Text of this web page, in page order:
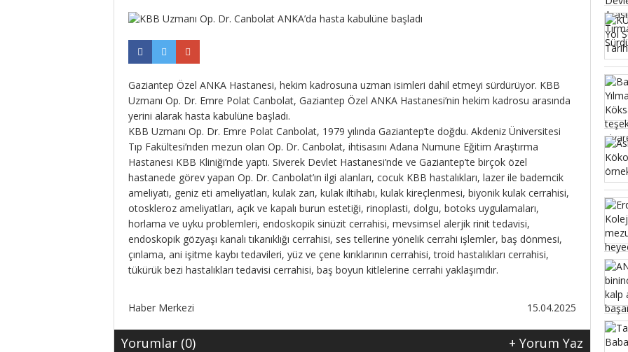
Gaziantep Özel ANKA Hastanesi, hekim kadrosuna uzman isimleri dahil etmeyi sürdürüyor. KBB
Uzmanı Op. Dr. Emre Polat Canbolat, Gaziantep Özel ANKA Hastanesi’nin hekim kadrosu arasında
yerini alarak hasta kabulüne başladı.
KBB Uzmanı Op. Dr. Emre Polat Canbolat, 1979 yılında Gaziantep’te doğdu. Akdeniz Üniversitesi
Tıp Fakültesi’nden mezun olan Op. Dr. Canbolat, ihtisasını Adana Numune Eğitim Araştırma
Hastanesi KBB Kliniği’nde yaptı. Siverek Devlet Hastanesi’nde ve Gaziantep’te birçok özel
hastanede görev yapan Op. Dr. Canbolat’ın ilgi alanları, cocuk KBB hastalıkları, lazer ile bademcik
ameliyatı, geniz eti ameliyatları, kulak zarı, kulak iltihabı, kulak kireçlenmesi, biyonik kulak cerrahisi,
otoskleroz ameliyatları, açık ve kapalı burun estetiği, rinoplasti, dolgu, botoks uygulamaları,
horlama ve uyku problemleri, endoskopik sinüzit cerrahisi, mevsimsel alerjik rinit tedavisi,
endoskopik gözyaşı kanalı tıkanıklığı cerrahisi, ses tellerine yönelik cerrahi işlemler, baş dönmesi,
çınlama, ani işitme kaybı tedavileri, yüz ve çene kırıklarının cerrahisi, troid hastalıkları cerrahisi,
tükürük bezi hastalıkları tedavisi cerrahisi, baş boyun kitlelerine cerrahi yaklaşımdır.
Haber Merkezi 15.04.2025
Yorumlar (0) + Yorum Yaz